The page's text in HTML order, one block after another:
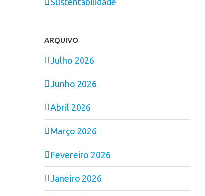
ARQUIVO
Julho 2026
Junho 2026
Abril 2026
Março 2026
Fevereiro 2026
Janeiro 2026